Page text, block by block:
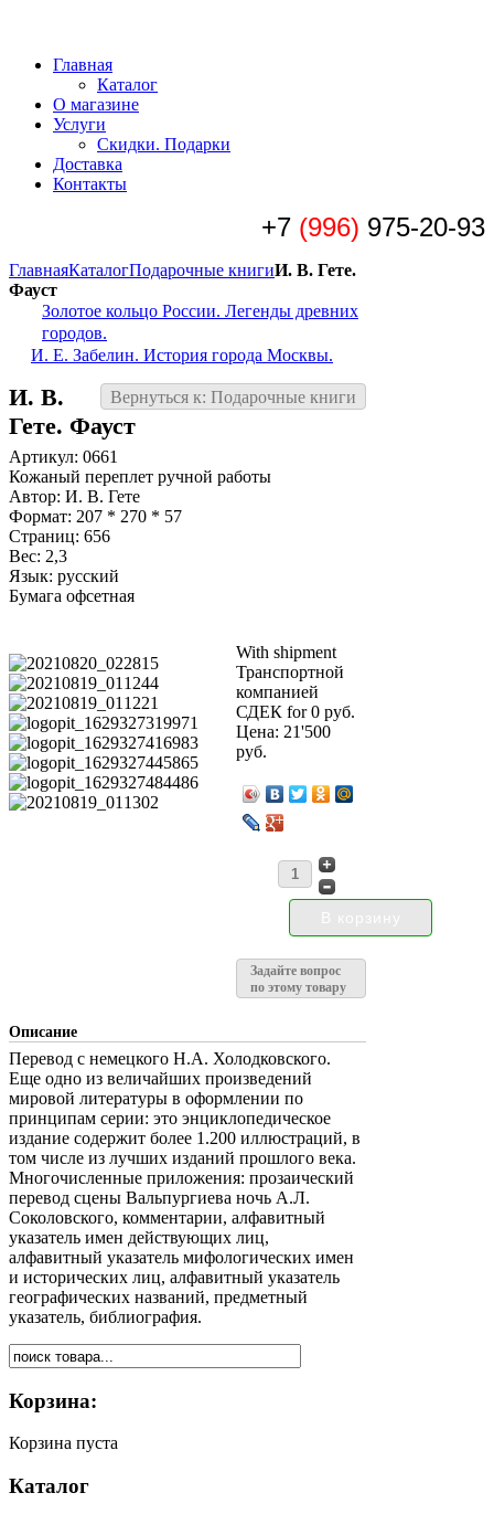
Главная
Каталог
О магазине
Услуги
Скидки. Подарки
Доставка
Контакты
+7 (996) 975-20-93
ГлавнаяКаталогПодарочные книгиИ. В. Гете.
Фауст
Золотое кольцо России. Легенды древних
городов.
И. Е. Забелин. История города Москвы.
Вернуться к: Подарочные книги
И. В.
Гете. Фауст
Артикул: 0661
Кожаный переплет ручной работы
Автор: И. В. Гете
Формат: 207 * 270 * 57
Страниц: 656
Вес: 2,3
Язык: русский
Бумага офсетная
With shipment
Транспортной
компанией
СДЕК for 0 руб.
Цена: 21'500
руб.
Задайте вопрос
по этому товару
Описание
Перевод с немецкого Н.А. Холодковского.
Еще одно из величайших произведений
мировой литературы в оформлении по
принципам серии: это энциклопедическое
издание содержит более 1.200 иллюстраций, в
том числе из лучших изданий прошлого века.
Многочисленные приложения: прозаический
перевод сцены Вальпургиева ночь А.Л.
Соколовского, комментарии, алфавитный
указатель имен действующих лиц,
алфавитный указатель мифологических имен
и исторических лиц, алфавитный указатель
географических названий, предметный
указатель, библиография.
Корзина:
Корзина пуста
Каталог